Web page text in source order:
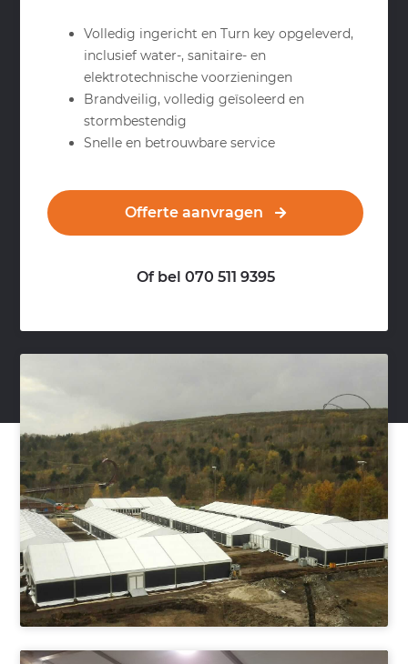
Volledig ingericht en Turn key opgeleverd,
inclusief water-, sanitaire- en
elektrotechnische voorzieningen
Brandveilig, volledig geïsoleerd en
stormbestendig
Snelle en betrouwbare service
Offerte aanvragen
Of bel 070 511 9395